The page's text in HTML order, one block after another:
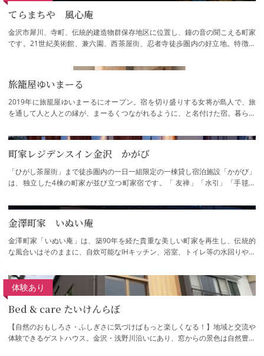
てらまちや 風心庵
金沢市犀川、寺町、伝統的建造物群保存地区に位置し、鐘の音の聞こえる町家
です。21世紀美術館、兼六園、西茶屋街、忍者寺徒歩圏内の好立地。特徴と
旅籠屋ゆいまーる
2019年に旅籠屋ゆいまーるにオープン。宿を切り盛りする女将が島人で、旅
を通して人と人との縁が、まーるくつながれるように、と名付けた宿。暮らす
町家レジデンスイン金沢 かがび
「ひがし茶屋街」まで徒歩圏内の一日一組限定の一棟貸し宿泊施設「かがび」
は、独立した4棟の町家が並び立つ町家宿です。「 友禅」「水引」「手毬」
金澤町家 いぬい庵
金澤町家「いぬい庵」は、築90年を経た貴重な美しい町家を再生し、伝統的
な風合いはそのままに、自炊可能なIHキッチン、浴室、トイレ等の水回りや空
Bed & care たいけんらぼ
体験あり
【自然のおもしろさ・ふしぎさに気づけばもっと楽しくなる！】地域と交流や
体験できるゲストハウス。金沢・浅野川沿いにあり、窓からの景色は自然豊か